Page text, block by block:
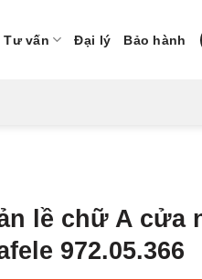
Tư vấn Đại lý Bảo hành
lề chữ A cửa
972.05.366